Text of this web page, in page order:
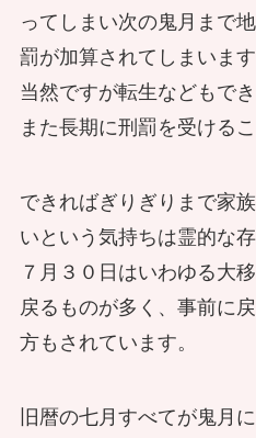
ってしまい次の鬼月まで
罰が加算されてしまいます
当然ですが転生などもで
また長期に刑罰を受ける
できればぎりぎりまで家
いという気持ちは霊的な
７月３０日はいわゆる大
戻るものが多く、事前に
方もされています。
旧暦の七月すべてが鬼月